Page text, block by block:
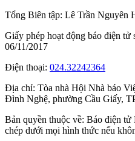
Tổng Biên tập: Lê Trần Nguyên
Giấy phép hoạt động báo điện
06/11/2017
Điện thoại: 024.32242364
Địa chỉ: Tòa nhà Hội Nhà báo
Đình Nghệ, phường Cầu Giấy,
Bản quyền thuộc về: Báo điện
chép dưới mọi hình thức nếu